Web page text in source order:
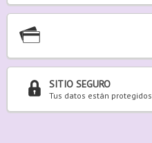
SITIO SEGURO
Tus datos están protegidos